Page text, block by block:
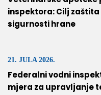
inspektora: Cilj
sigurnosti hrane
21. JULA 2026.
Federalni vodni
mjera za upravljanje